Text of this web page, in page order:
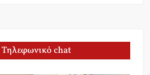
Τηλεφωνικό chat